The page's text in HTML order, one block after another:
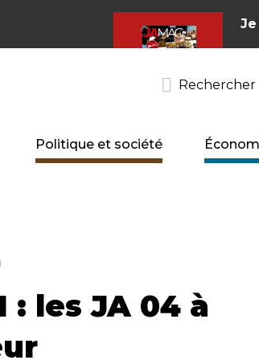
Je
Rechercher
Politique et société
: les JA 04 à